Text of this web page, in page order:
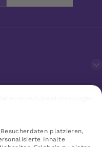
platzieren,
Inhalte